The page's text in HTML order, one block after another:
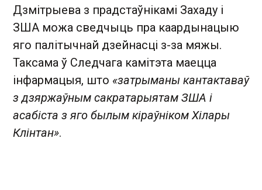
Дзмітрыева з прадстаўнікамі Захаду і
ЗША можа сведчыць пра каардынацыю
яго палітычнай дзейнасці з-за мяжы.
Таксама ў Следчага камітэта маецца
інфармацыя, што «затрыманы кантактаваў
з дзяржаўным сакратарыятам ЗША і
асабіста з яго былым кіраўніком Хілары
Клінтан».